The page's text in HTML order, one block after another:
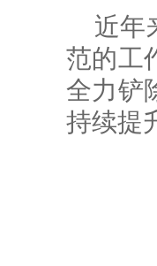
近年
范的工
全力铲
持续提